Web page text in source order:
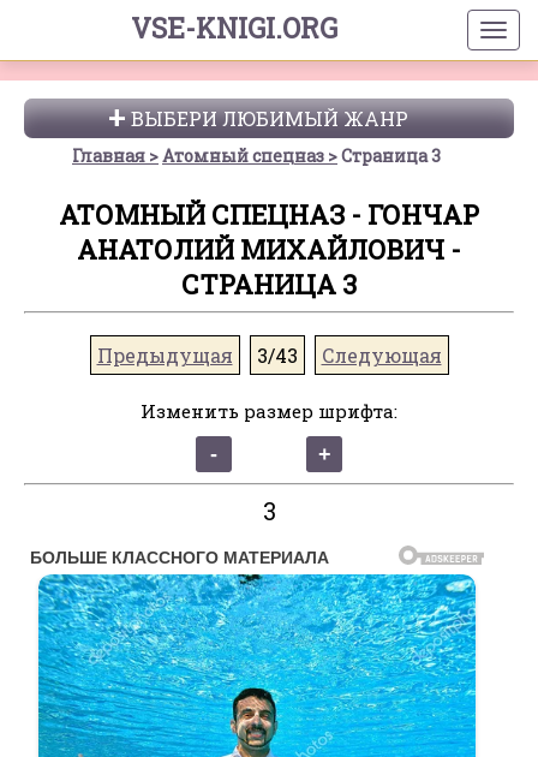
VSE-KNIGI.ORG
ВЫБЕРИ ЛЮБИМЫЙ ЖАНР
Главная Атомный спецназ Страница 3
АТОМНЫЙ СПЕЦНАЗ - ГОНЧАР
АНАТОЛИЙ МИХАЙЛОВИЧ -
СТРАНИЦА 3
Предыдущая 3/43 Следующая
Изменить размер шрифта:
3